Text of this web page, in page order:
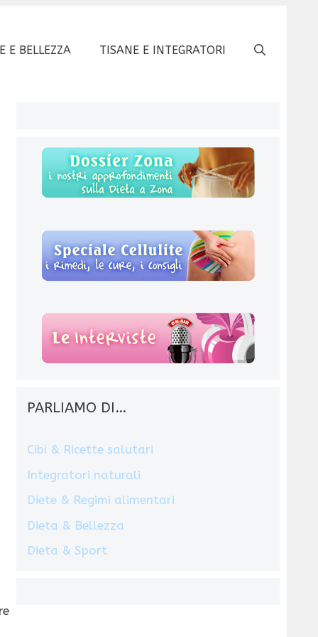
E BELLEZZA TISANE E INTEGRATORI
PARLIAMO DI…
Cibi & Ricette salutari
Integratori naturali
Diete & Regimi alimentari
Dieta & Bellezza
Dieta & Sport